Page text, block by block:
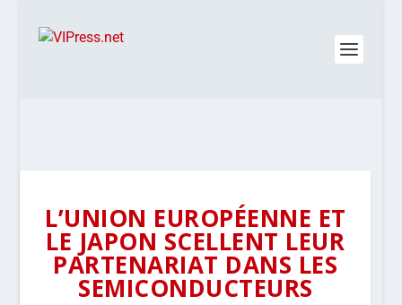
L’UNION EUROPÉENNE ET
LE JAPON SCELLENT LEUR
PARTENARIAT DANS LES
SEMICONDUCTEURS